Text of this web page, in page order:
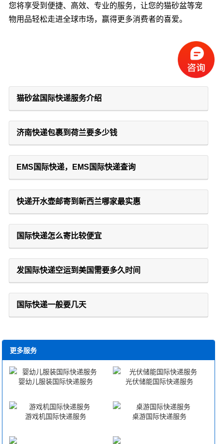
您将享受到便捷、高效、专业的服务，让您的猫砂盆等宠
物用品轻松走进全球市场，赢得更多消费者的喜爱。
猫砂盆国际快递服务介绍
济南快递包裹到荷兰要多少钱
EMS国际快递，EMS国际快递查询
快递开水壶邮寄到新西兰哪家最实惠
国际快递怎么寄比较便宜
发国际快递空运到美国需要多久时间
国际快递一般要几天
更多服务
婴幼儿服装国际快递服务 光伏储能国际快递服务
游戏机国际快递服务 桌游国际快递服务